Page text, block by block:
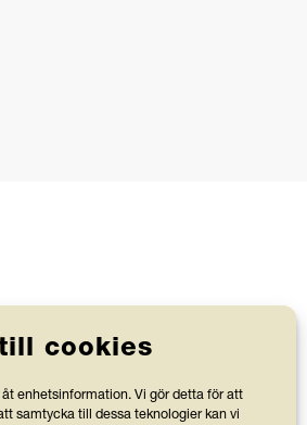
cookies
enhetsinformation. Vi gör detta för att
samtycka till dessa teknologier kan vi
vilka